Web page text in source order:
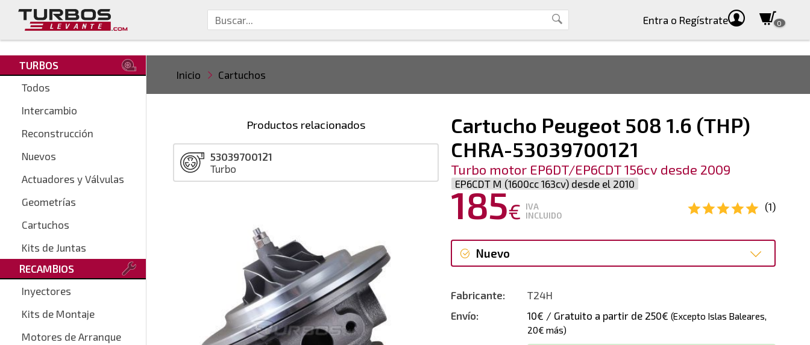
Entra o Regístrate 0
TURBOS
Todos
Intercambio
Reconstrucción
Nuevos
Actuadores y Válvulas
Geometrías
Cartuchos
Kits de Juntas
RECAMBIOS
Inyectores
Kits de Montaje
Motores de Arranque
Inicio Cartuchos
Cartucho Peugeot 508 1.6 (THP)
CHRA-53039700121
Turbo motor EP6DT/EP6CDT 156cv desde 2009
EP6CDT M (1600cc 163cv) desde el 2010
185€ IVA
INCLUIDO
(1)
Nuevo
Fabricante:
T24H
Envío:
10€ / Gratuito a partir de 250€ (Excepto Islas Baleares,
20€ más)
Productos relacionados
53039700121
Turbo